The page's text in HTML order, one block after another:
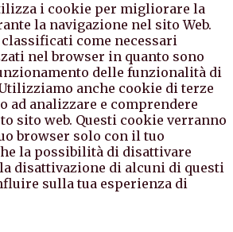
i cookie per migliorare la
la navigazione nel sito Web.
come necessari
nel browser in quanto sono
delle funzionalità di
anche cookie di terze
ad analizzare e comprendere
sito web. Questi cookie verranno
browser solo con il tuo
la possibilità di disattivare
disattivazione di alcuni di questi
sulla tua esperienza di